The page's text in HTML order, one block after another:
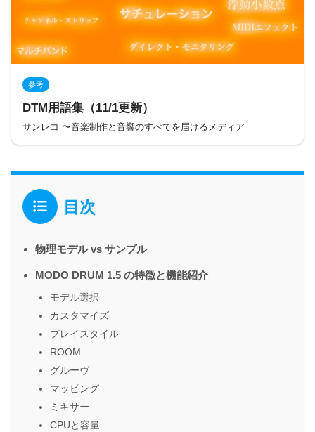
参考
DTM用語集（11/1更新）
サンレコ 〜音楽制作と音響のすべてを届けるメディア
目次
物理モデル vs サンプル
MODO DRUM 1.5 の特徴と機能紹介
モデル選択
カスタマイズ
プレイスタイル
ROOM
グルーヴ
マッピング
ミキサー
CPUと容量